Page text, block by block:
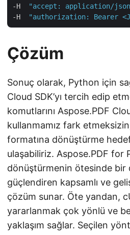
-H
"accept: application/
-H
"authorization: Bearer
Çözüm
Sonuç olarak, Python için
Cloud SDK’yı tercih edip
komutlarını Aspose.PDF
kullanmamız fark
formatına dönüştürme
ulaşabiliriz. Aspose.PDF for
dönüştürmenin ötesinde bir
güçlendiren kapsamlı ve
çözüm sunar. Öte yandan,
yararlanmak çok yönlü ve
yaklaşım sağlar. Seçilen